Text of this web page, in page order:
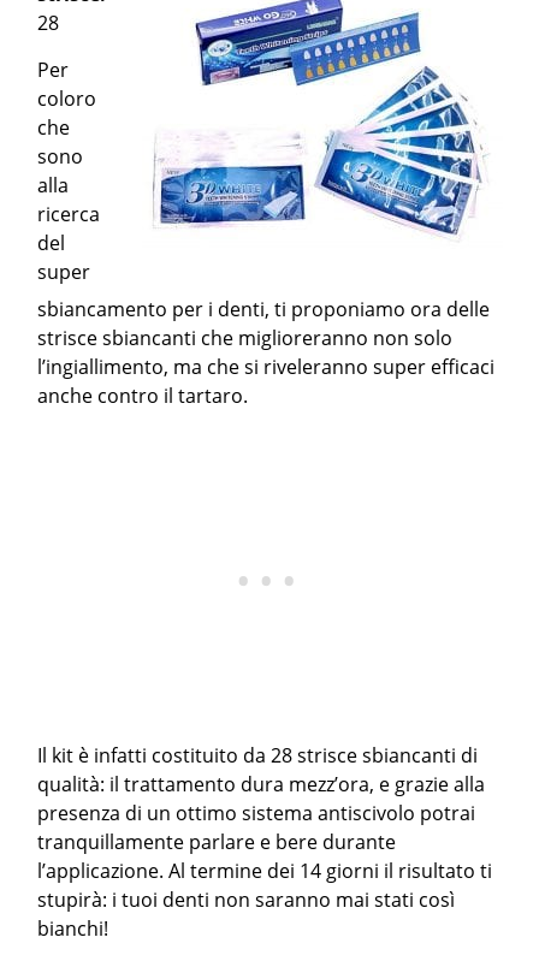
28
Per
coloro
che
sono
alla
ricerca
del
super
sbiancamento per i denti, ti proponiamo ora delle
strisce sbiancanti che miglioreranno non solo
l’ingiallimento, ma che si riveleranno super efficaci
anche contro il tartaro.
Il kit è infatti costituito da 28 strisce sbiancanti di
qualità: il trattamento dura mezz’ora, e grazie alla
presenza di un ottimo sistema antiscivolo potrai
tranquillamente parlare e bere durante
l’applicazione. Al termine dei 14 giorni il risultato ti
stupirà: i tuoi denti non saranno mai stati così
bianchi!